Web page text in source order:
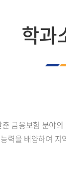
학과
금융보험 분야
력을 배양하여